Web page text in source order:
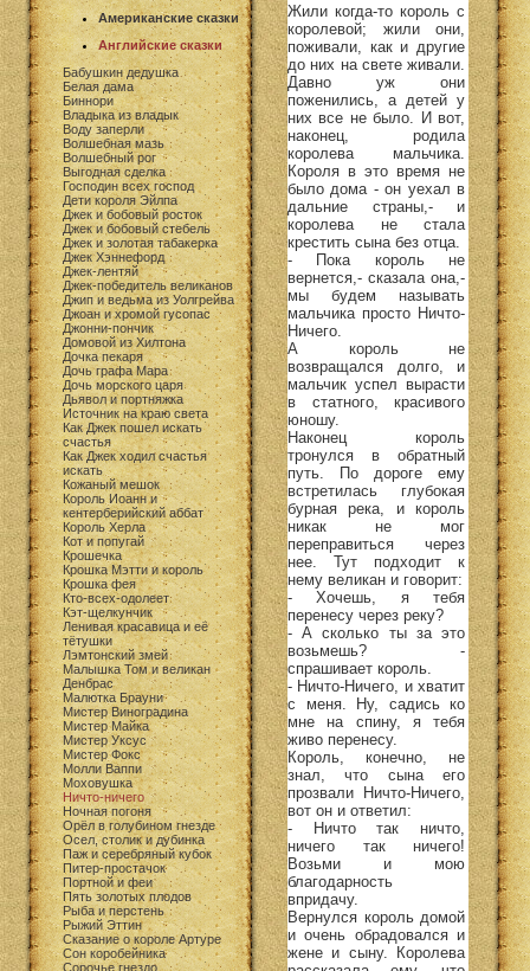
Американские сказки
Английские сказки
Бабушкин дедушка
Белая дама
Биннори
Владыка из владык
Воду заперли
Волшебная мазь
Волшебный рог
Выгодная сделка
Господин всех господ
Дети короля Эйлпа
Джек и бобовый росток
Джек и бобовый стебель
Джек и золотая табакерка
Джек Хэннефорд
Джек-лентяй
Джек-победитель великанов
Джип и ведьма из Уолгрейва
Джоан и хромой гусопас
Джонни-пончик
Домовой из Хилтона
Дочка пекаря
Дочь графа Мара
Дочь морского царя
Дьявол и портняжка
Источник на краю света
Как Джек пошел искать
счастья
Как Джек ходил счастья
искать
Кожаный мешок
Король Иоанн и
кентерберийский аббат
Король Херла
Кот и попугай
Крошечка
Крошка Мэтти и король
Крошка фея
Кто-всех-одолеет
Кэт-щелкунчик
Ленивая красавица и её
тётушки
Лэмтонский змей
Малышка Том и великан
Денбрас
Малютка Брауни
Мистер Виноградина
Мистер Майка
Мистер Уксус
Мистер Фокс
Молли Ваппи
Моховушка
Ничто-ничего
Ночная погоня
Орёл в голубином гнезде
Осел, столик и дубинка
Паж и серебряный кубок
Питер-простачок
Портной и феи
Пять золотых плодов
Рыба и перстень
Рыжий Эттин
Сказание о короле Артуре
Сон коробейника
Сорочье гнездо
Жили когда-то король с
королевой; жили они,
поживали, как и другие
до них на свете живали.
Давно уж они
поженились, а детей у
них все не было. И вот,
наконец, родила
королева мальчика.
Короля в это время не
было дома - он уехал в
дальние страны,- и
королева не стала
крестить сына без отца.
- Пока король не
вернется,- сказала она,-
мы будем называть
мальчика просто Ничто-
Ничего.
А король не
возвращался долго, и
мальчик успел вырасти
в статного, красивого
юношу.
Наконец король
тронулся в обратный
путь. По дороге ему
встретилась глубокая
бурная река, и король
никак не мог
переправиться через
нее. Тут подходит к
нему великан и говорит:
- Хочешь, я тебя
перенесу через реку?
- А сколько ты за это
возьмешь? -
спрашивает король.
- Ничто-Ничего, и хватит
с меня. Ну, садись ко
мне на спину, я тебя
живо перенесу.
Король, конечно, не
знал, что сына его
прозвали Ничто-Ничего,
вот он и ответил:
- Ничто так ничто,
ничего так ничего!
Возьми и мою
благодарность
впридачу.
Вернулся король домой
и очень обрадовался и
жене и сыну. Королева